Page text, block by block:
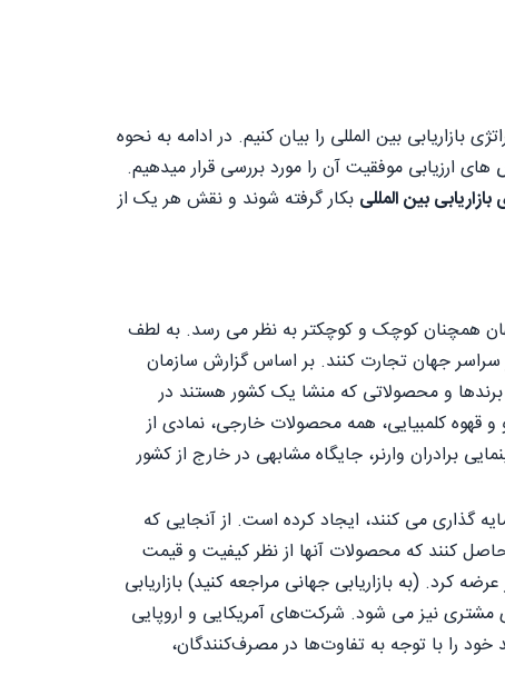
بازاریابی بین المللی را بیان کنیم. در ادامه به نحوه
ارزیابی موفقیت آن را مورد بررسی قرار میدهیم.
بازاریابی بین المللی بکار گرفته شوند و نقش هر یک از
همچنان کوچک و کوچکتر به نظر می رسد. به لطف
جهان تجارت کنند. بر اساس گزارش سازمان
کالا بین سال‌های 1951 تا 2010، 33 برابر شده است. برندها و محصولاتی که منشا یک کشور هستند در
قهوه کلمبیایی، همه محصولات خارجی، نمادی از
برادران وارنر، جایگاه مشابهی در خارج از کشور
گذاری می کنند، ایجاد کرده است. از آنجایی که
کنند که محصولات آنها از نظر کیفیت و قیمت
کرد. (به بازاریابی جهانی مراجعه کنید) بازاریابی
مشتری نیز می شود. شرکت‌های آمریکایی و اروپایی
خود را با توجه به تفاوت‌ها در مصرف‌کنندگان،